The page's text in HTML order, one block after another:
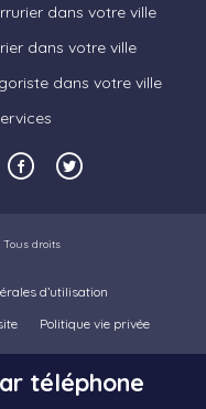
dans votre ville
dans votre ville
dans votre ville
Tous droits
d’utilisation
Politique vie privée
téléphone